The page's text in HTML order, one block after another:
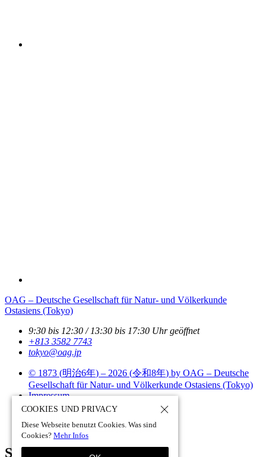
OAG – Deutsche Gesellschaft für Natur- und Völkerkunde
Ostasiens (Tokyo)
9:30 bis 12:30 / 13:30 bis 17:30 Uhr geöffnet
+813 3582 7743
tokyo­@­oag­.­jp
© 1873 (明治6年) – 2026 (令和8年) by OAG – Deutsche
Gesellschaft für Natur- und Völkerkunde Ostasiens (Tokyo)
Impressum
Datenschutz
Site by piichi.com - tokyo - japan
Suchen
COOKIES UND PRIVACY
Diese Webseite benutzt Cookies. Was sind
Cookies? Mehr Infos